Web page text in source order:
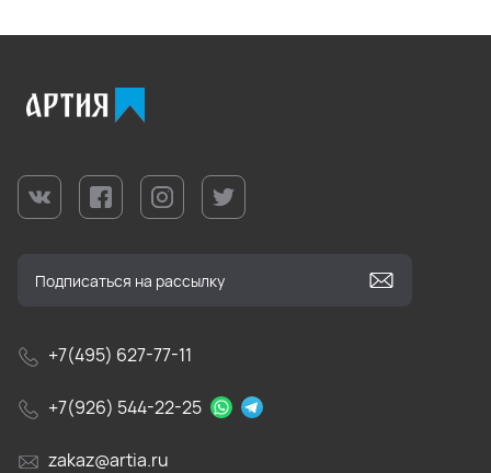
+7(495) 627-77-11
+7(926) 544-22-25
zakaz@artia.ru